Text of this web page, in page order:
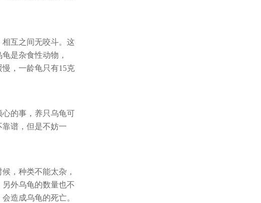
互之间无咬斗。这
是杂食性动物，
，一龄龟只有15克
的事，养只乌龟可
谱，但是不妨一
，种类不能太杂，
外乌龟的数量也不
造成乌龟的死亡。